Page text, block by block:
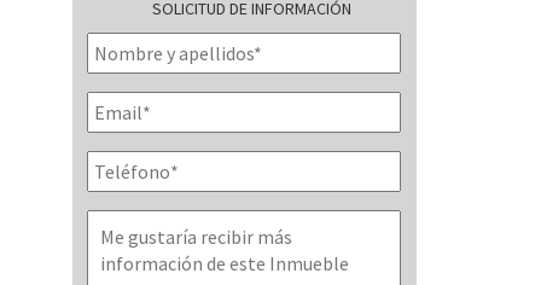
SOLICITUD DE INFORMACIÓN